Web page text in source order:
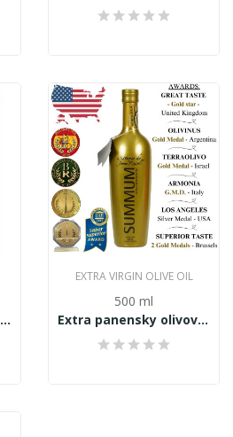
EVOO & WHITE TRUFFLE, Extra panensky olivový...
EXTRA VIRGIN OLIVE OIL
500 ml
Extra panensky olivový olej SUMMUM 500ml